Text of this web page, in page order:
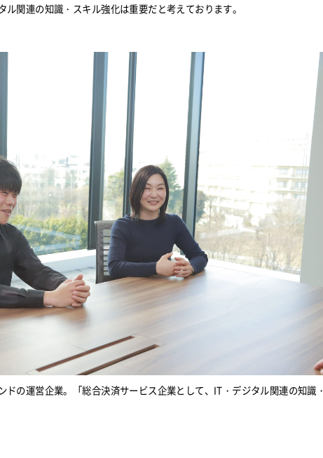
関連の知識・スキル強化は重要だと考えております。
ドの運営企業。「総合決済サービス企業として、IT・デジタル関連の知識・